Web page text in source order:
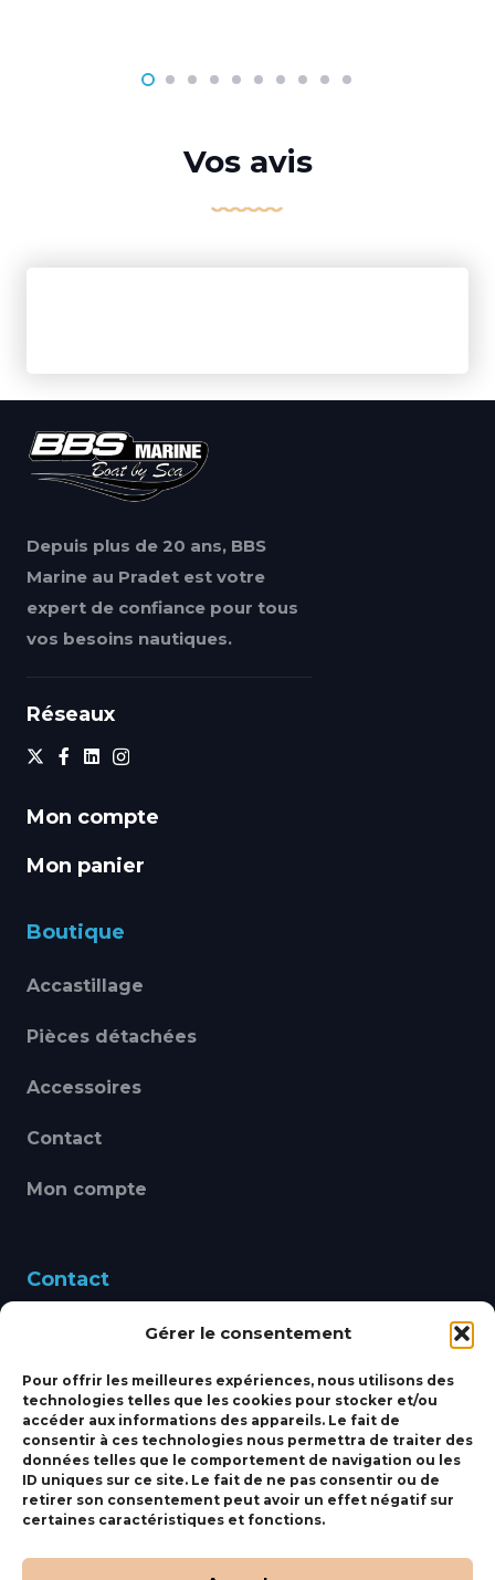
Gérer le consentement
Pour offrir les meilleures expériences, nous utilisons des
technologies telles que les cookies pour stocker et/ou
accéder aux informations des appareils. Le fait de
consentir à ces technologies nous permettra de traiter des
données telles que le comportement de navigation ou les
ID uniques sur ce site. Le fait de ne pas consentir ou de
retirer son consentement peut avoir un effet négatif sur
certaines caractéristiques et fonctions.
Vos avis
Depuis plus de 20 ans, BBS
Marine au Pradet est votre
expert de confiance pour tous
vos besoins nautiques.
Réseaux
Mon compte
Mon panier
Boutique
Accastillage
Pièces détachées
Accessoires
Contact
Mon compte
Contact
460 Avenue Alain Le
bbsmarine@bbs-
marine.fr
Fixe:04 27 50 24 50
Mobile:06 69 44 48 83